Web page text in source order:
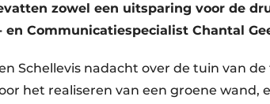
zowel een uitsparing voor de
Communicatiespecialist Chantal
Schellevis nadacht over de tuin van
het realiseren van een groene wand,